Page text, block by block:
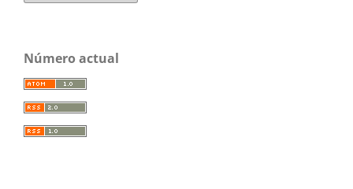
Número actual